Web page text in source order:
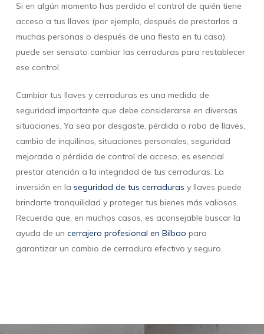
Si en algún momento has perdido el control de quién tiene
acceso a tus llaves (por ejemplo, después de prestarlas a
muchas personas o después de una fiesta en tu casa),
puede ser sensato cambiar las cerraduras para restablecer
ese control.
Cambiar tus llaves y cerraduras es una medida de
seguridad importante que debe considerarse en diversas
situaciones. Ya sea por desgaste, pérdida o robo de llaves,
cambio de inquilinos, situaciones personales, seguridad
mejorada o pérdida de control de acceso, es esencial
prestar atención a la integridad de tus cerraduras. La
inversión en la seguridad de tus cerraduras y llaves puede
brindarte tranquilidad y proteger tus bienes más valiosos.
Recuerda que, en muchos casos, es aconsejable buscar la
ayuda de un cerrajero profesional en Bilbao para
garantizar un cambio de cerradura efectivo y seguro.